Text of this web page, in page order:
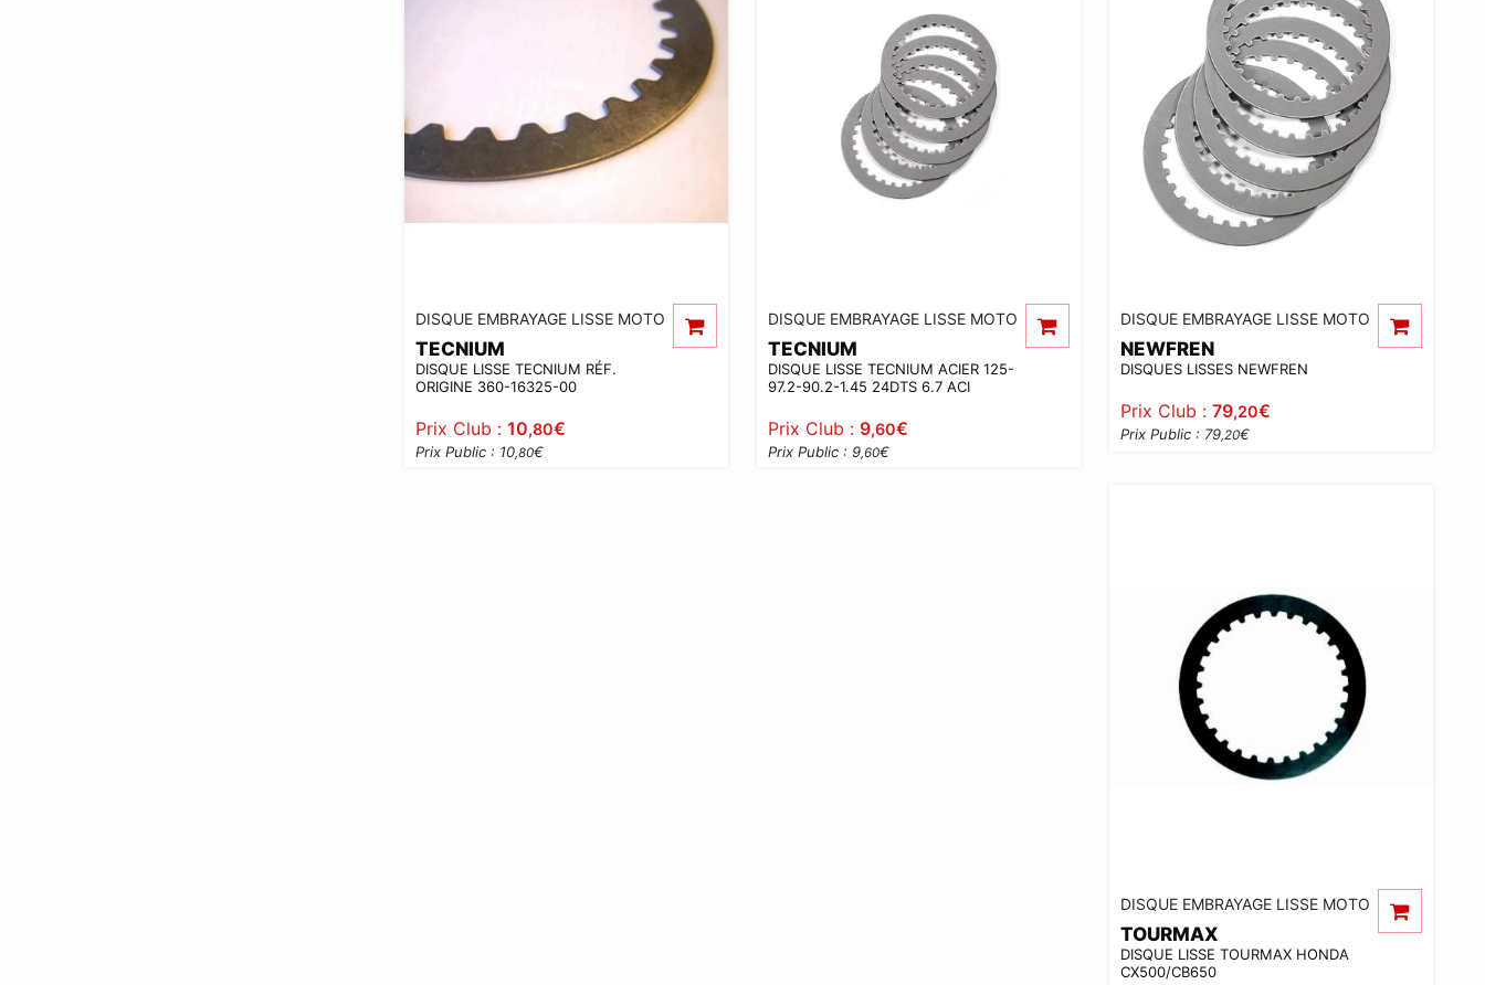
DISQUE EMBRAYAGE LISSE MOTO
TECNIUM
DISQUE LISSE TECNIUM RÉF.
ORIGINE 360-16325-00
Prix Club : 10,80€
Prix Public : 10,80€
DISQUE EMBRAYAGE LISSE MOTO
TECNIUM
DISQUE LISSE TECNIUM ACIER 125-
97.2-90.2-1.45 24DTS 6.7 ACI
Prix Club : 9,60€
Prix Public : 9,60€
DISQUE EMBRAYAGE LISSE MOTO
NEWFREN
DISQUES LISSES NEWFREN
Prix Club :79,20€
Prix Public : 79,20€
DISQUE EMBRAYAGE LISSE MOTO
TOURMAX
DISQUE LISSE TOURMAX HONDA
CX500/CB650